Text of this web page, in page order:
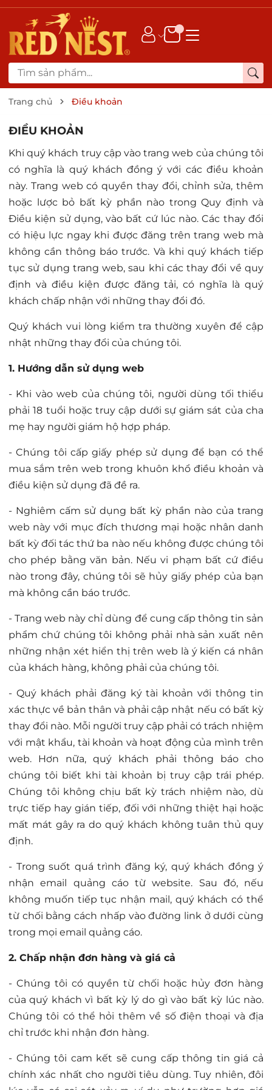
Trang chủ Điều khoản
ĐIỀU KHOẢN
Khi quý khách truy cập vào trang web của chúng tôi
có nghĩa là quý khách đồng ý với các điều khoản
này. Trang web có quyền thay đổi, chỉnh sửa, thêm
hoặc lược bỏ bất kỳ phần nào trong Quy định và
Điều kiện sử dụng, vào bất cứ lúc nào. Các thay đổi
có hiệu lực ngay khi được đăng trên trang web mà
không cần thông báo trước. Và khi quý khách tiếp
tục sử dụng trang web, sau khi các thay đổi về quy
định và điều kiện được đăng tải, có nghĩa là quý
khách chấp nhận với những thay đổi đó.
Quý khách vui lòng kiểm tra thường xuyên để cập
nhật những thay đổi của chúng tôi.
1. Hướng dẫn sử dụng web
- Khi vào web của chúng tôi, người dùng tối thiểu
phải 18 tuổi hoặc truy cập dưới sự giám sát của cha
mẹ hay người giám hộ hợp pháp.
- Chúng tôi cấp giấy phép sử dụng để bạn có thể
mua sắm trên web trong khuôn khổ điều khoản và
điều kiện sử dụng đã đề ra.
- Nghiêm cấm sử dụng bất kỳ phần nào của trang
web này với mục đích thương mại hoặc nhân danh
bất kỳ đối tác thứ ba nào nếu không được chúng tôi
cho phép bằng văn bản. Nếu vi phạm bất cứ điều
nào trong đây, chúng tôi sẽ hủy giấy phép của bạn
mà không cần báo trước.
- Trang web này chỉ dùng để cung cấp thông tin sản
phẩm chứ chúng tôi không phải nhà sản xuất nên
những nhận xét hiển thị trên web là ý kiến cá nhân
của khách hàng, không phải của chúng tôi.
- Quý khách phải đăng ký tài khoản với thông tin
xác thực về bản thân và phải cập nhật nếu có bất kỳ
thay đổi nào. Mỗi người truy cập phải có trách nhiệm
với mật khẩu, tài khoản và hoạt động của mình trên
web. Hơn nữa, quý khách phải thông báo cho
chúng tôi biết khi tài khoản bị truy cập trái phép.
Chúng tôi không chịu bất kỳ trách nhiệm nào, dù
trực tiếp hay gián tiếp, đối với những thiệt hại hoặc
mất mát gây ra do quý khách không tuân thủ quy
định.
- Trong suốt quá trình đăng ký, quý khách đồng ý
nhận email quảng cáo từ website. Sau đó, nếu
không muốn tiếp tục nhận mail, quý khách có thể
từ chối bằng cách nhấp vào đường link ở dưới cùng
trong mọi email quảng cáo.
2. Chấp nhận đơn hàng và giá cả
- Chúng tôi có quyền từ chối hoặc hủy đơn hàng
của quý khách vì bất kỳ lý do gì vào bất kỳ lúc nào.
Chúng tôi có thể hỏi thêm về số điện thoại và địa
chỉ trước khi nhận đơn hàng.
- Chúng tôi cam kết sẽ cung cấp thông tin giá cả
chính xác nhất cho người tiêu dùng. Tuy nhiên, đôi